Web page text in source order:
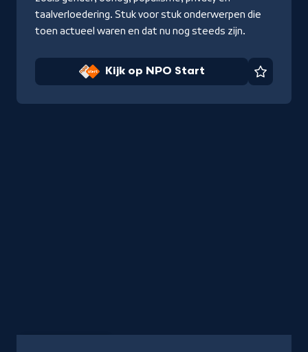
taalverloedering. Stuk voor stuk onderwerpen die
toen actueel waren en dat nu nog steeds zijn.
Kijk op NPO Start